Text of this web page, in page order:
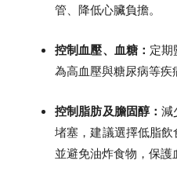
管、降低心臟負擔。
控制血壓、血糖： 定期
為高血壓與糖尿病等疾
控制脂肪及膽固醇：減
堵塞，建議選擇低脂飲
並避免油炸食物，保護